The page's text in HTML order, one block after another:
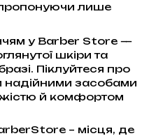
пропонуючи лише
у Barber Store —
шкіри та
Піклуйтеся про
засобами
й комфортом
– місця, де